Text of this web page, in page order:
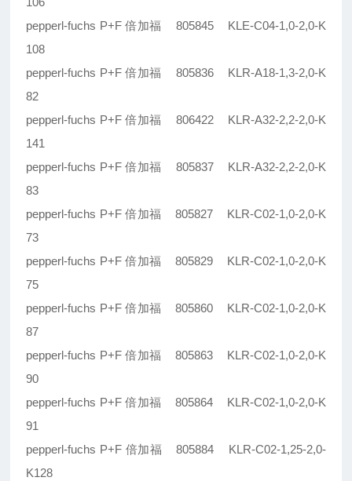
pepperl-fuchs P+F 倍加福 805845 KLE-C04-1,0-2,0-K
108
pepperl-fuchs P+F 倍加福 805836 KLR-A18-1,3-2,0-K
82
pepperl-fuchs P+F 倍加福 806422 KLR-A32-2,2-2,0-K
141
pepperl-fuchs P+F 倍加福 805837 KLR-A32-2,2-2,0-K
83
pepperl-fuchs P+F 倍加福 805827 KLR-C02-1,0-2,0-K
73
pepperl-fuchs P+F 倍加福 805829 KLR-C02-1,0-2,0-K
75
pepperl-fuchs P+F 倍加福 805860 KLR-C02-1,0-2,0-K
87
pepperl-fuchs P+F 倍加福 805863 KLR-C02-1,0-2,0-K
90
pepperl-fuchs P+F 倍加福 805864 KLR-C02-1,0-2,0-K
91
pepperl-fuchs P+F 倍加福 805884 KLR-C02-1,25-2,0-
K128